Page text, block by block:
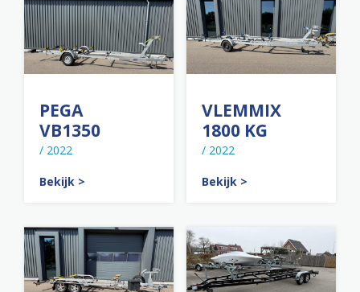
PEGA
VB1350
/ 2022
Bekijk >
VLEMMIX
1800 KG
/ 2022
Bekijk >